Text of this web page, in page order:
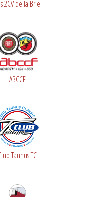
2CV de la Brie
ABCCF
Taunus TC